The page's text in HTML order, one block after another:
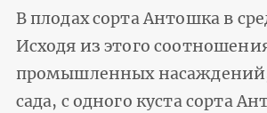
В плодах сорта Антошка в
Исходя из этого
промышленных насаждений,
сада, с одного куста сорта